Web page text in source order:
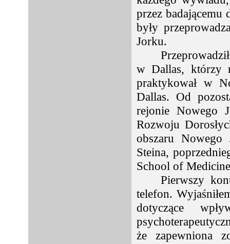
przez badającemu
były
Jorku.
w Dallas, którzy
praktykował w
Dallas. Od
rejonie Nowego
Rozwoju
obszaru
Steina,
School of
Pierwszy
telefon.
dotyczące
że zapewniona